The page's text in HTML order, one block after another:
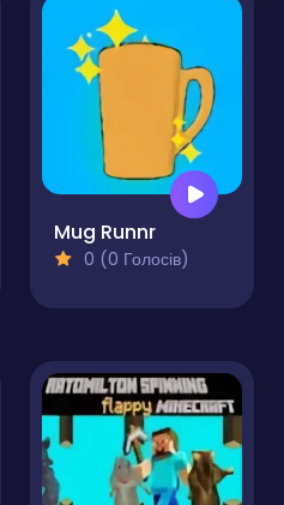
Mug Runnr
0 (0 Голосів)